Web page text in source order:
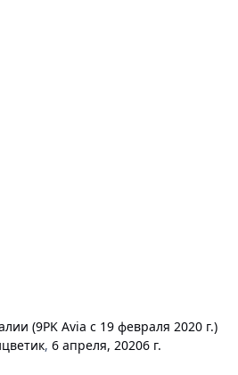
(9PK Avia с 19 февраля 2020 г.)
,6 апреля, 20206 г.